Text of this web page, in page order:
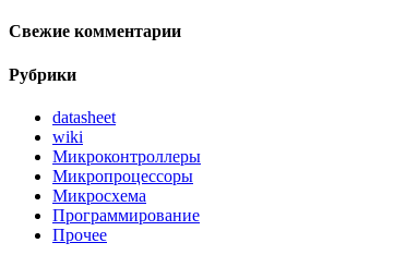
Свежие комментарии
Рубрики
datasheet
wiki
Микроконтроллеры
Микропроцессоры
Микросхема
Программирование
Прочее